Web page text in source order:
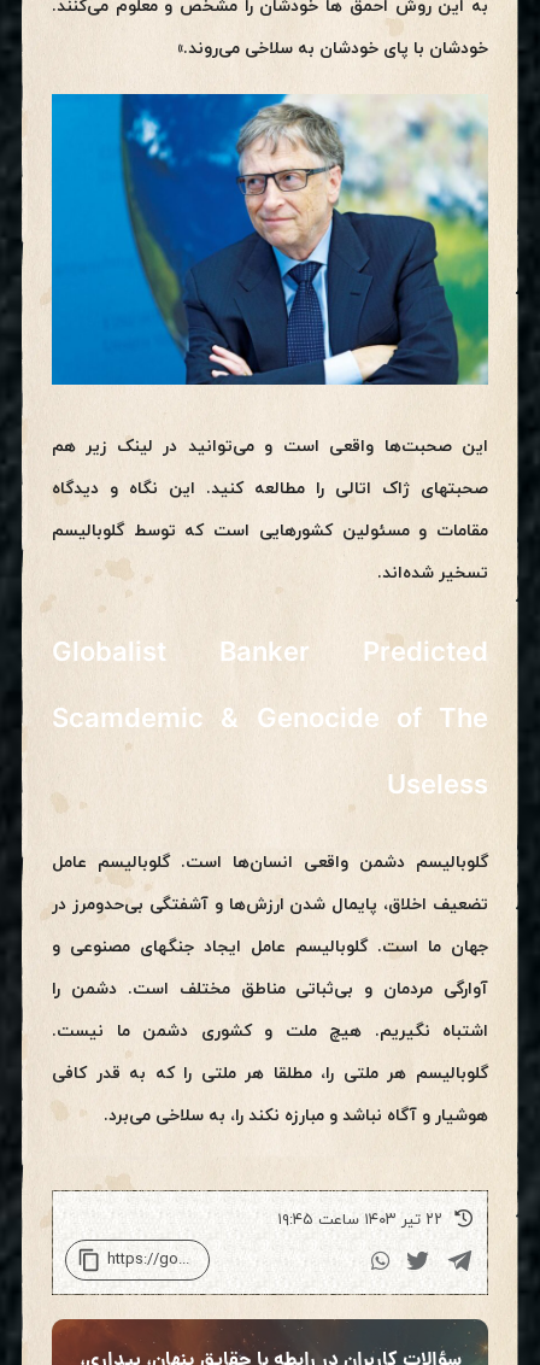
به این روش احمق ها خودشان را مشخص و معلوم می‌کنند.
خودشان با پای خودشان به سلاخی می‌روند.»
این صحبت‌ها واقعی است و می‌توانید در لینک زیر هم
صحبتهای ژاک اتالی را مطالعه کنید. این نگاه و دیدگاه
مقامات و مسئولین کشورهایی است که توسط گلوبالیسم
تسخیر شده‌اند.
Globalist Banker Predicted
Scamdemic & Genocide of The
Useless
گلوبالیسم دشمن واقعی انسان‌ها است. گلوبالیسم عامل
تضعیف اخلاق، پایمال شدن ارزش‌ها و آشفتگی بی‌حد‌ومرز در
جهان ما است. گلوبالیسم عامل ایجاد جنگهای مصنوعی و
آوارگی مردمان و بی‌ثباتی مناطق مختلف است. دشمن را
اشتباه نگیریم. هیچ ملت و کشوری دشمن ما نیست.
گلوبالیسم هر ملتی را، مطلقا هر ملتی را که به قدر کافی
هوشیار و آگاه نباشد و مبارزه نکند را، به سلاخی می‌برد.
۲۲ تیر ۱۴۰۳ ساعت ۱۹:۴۵